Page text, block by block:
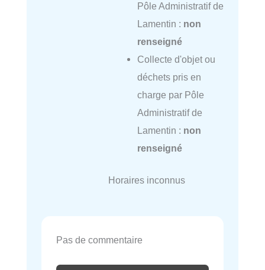
Pôle Administratif de
Lamentin : non
renseigné
Collecte d'objet ou
déchets pris en
charge par Pôle
Administratif de
Lamentin : non
renseigné
Horaires inconnus
Pas de commentaire